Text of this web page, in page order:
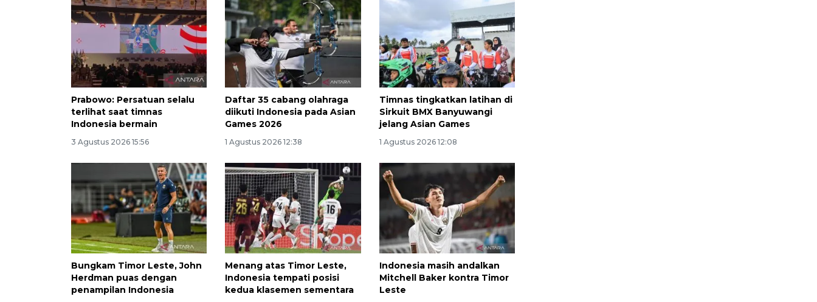
Prabowo: Persatuan selalu
terlihat saat timnas
Indonesia bermain
3 Agustus 2026 15:56
Daftar 35 cabang olahraga
diikuti Indonesia pada Asian
Games 2026
1 Agustus 2026 12:38
Timnas tingkatkan latihan di
Sirkuit BMX Banyuwangi
jelang Asian Games
1 Agustus 2026 12:08
Bungkam Timor Leste, John
Herdman puas dengan
penampilan Indonesia
Menang atas Timor Leste,
Indonesia tempati posisi
kedua klasemen sementara
Indonesia masih andalkan
Mitchell Baker kontra Timor
Leste